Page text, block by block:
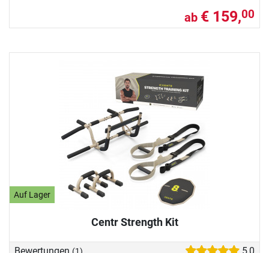
ab € 159,00
Auf Lager
Centr Strength Kit